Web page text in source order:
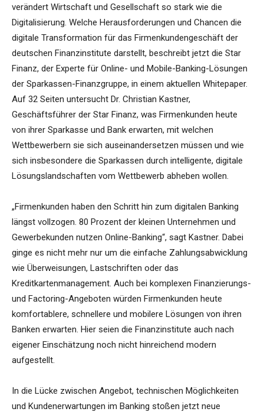
verändert Wirtschaft und Gesellschaft so stark wie die
Digitalisierung. Welche Herausforderungen und Chancen die
digitale Transformation für das Firmenkundengeschäft der
deutschen Finanzinstitute darstellt, beschreibt jetzt die Star
Finanz, der Experte für Online- und Mobile-Banking-Lösungen
der Sparkassen-Finanzgruppe, in einem aktuellen Whitepaper.
Auf 32 Seiten untersucht Dr. Christian Kastner,
Geschäftsführer der Star Finanz, was Firmenkunden heute
von ihrer Sparkasse und Bank erwarten, mit welchen
Wettbewerbern sie sich auseinandersetzen müssen und wie
sich insbesondere die Sparkassen durch intelligente, digitale
Lösungslandschaften vom Wettbewerb abheben wollen.
„Firmenkunden haben den Schritt hin zum digitalen Banking
längst vollzogen. 80 Prozent der kleinen Unternehmen und
Gewerbekunden nutzen Online-Banking“, sagt Kastner. Dabei
ginge es nicht mehr nur um die einfache Zahlungsabwicklung
wie Überweisungen, Lastschriften oder das
Kreditkartenmanagement. Auch bei komplexen Finanzierungs-
und Factoring-Angeboten würden Firmenkunden heute
komfortablere, schnellere und mobilere Lösungen von ihren
Banken erwarten. Hier seien die Finanzinstitute auch nach
eigener Einschätzung noch nicht hinreichend modern
aufgestellt.
In die Lücke zwischen Angebot, technischen Möglichkeiten
und Kundenerwartungen im Banking stoßen jetzt neue